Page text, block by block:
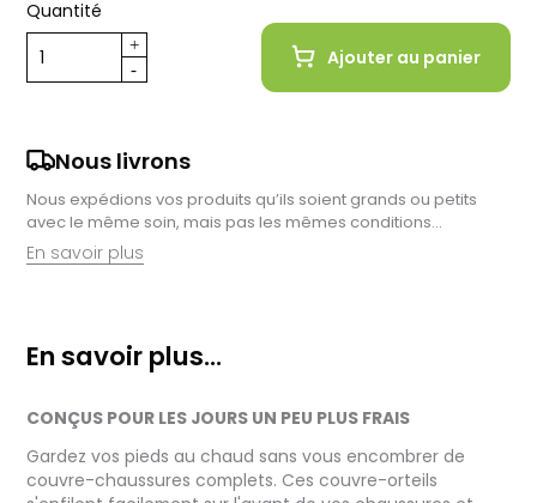
Quantité
Ajouter au panier
Nous livrons
Nous expédions vos produits qu’ils soient grands ou petits
avec le même soin, mais pas les mêmes conditions…
En savoir plus
achats à domicile, mais il est encore plus gratifiant de vous
accueillir en magasin. Commandez en ligne et récupérez vos
Pensez à préciser le lieu de retrait lors de votre commande,
être récupérés.
En savoir plus...
CONÇUS POUR LES JOURS UN PEU PLUS FRAIS
Gardez vos pieds au chaud sans vous encombrer de
couvre-chaussures complets. Ces couvre-orteils